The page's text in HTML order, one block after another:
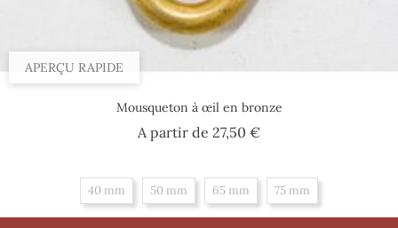
APERÇU RAPIDE
Mousqueton à œil en bronze
A partir de 27,50 €Prix
40 mm 50 mm 65 mm 75 mm